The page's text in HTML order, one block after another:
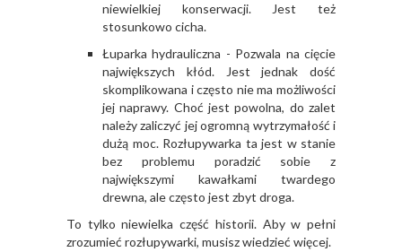
niewielkiej konserwacji. Jest też
stosunkowo cicha.
Łuparkahydrauliczna - Pozwala na cięcie
największych kłód. Jest jednak dość
skomplikowana i często nie ma możliwości
jej naprawy. Choć jest powolna, do zalet
należy zaliczyć jej ogromną wytrzymałość i
dużą moc. Rozłupywarka ta jest w stanie
bez problemu poradzić sobie z
największymi kawałkami twardego
drewna, ale często jest zbyt droga.
To tylko niewielka część historii. Aby w pełni
zrozumieć rozłupywarki, musisz wiedzieć więcej.